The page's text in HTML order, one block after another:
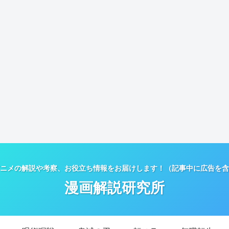
メの解説や考察、お役立ち情報をお届けします！（記事中に広告を
漫画解説研究所